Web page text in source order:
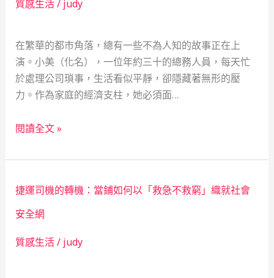
學
用
「新
莊
借
翻
命
的
真
告
保
大
叔
看
見
社
安
網
質感生活/ judy
在繁華的都市角落，總有一些不為人知的故事正在上
演。小美（化名），一位年約三十的總務人員，每天忙
於處理公司瑣事，生活看似平靜，卻隱藏著無形的壓
力。作為家庭的經濟支柱，她必須面…
當
救
不
救
的
閱讀全文 »
捷運司機的轉機：當鋪如何以「救急不救窮」織就社會
安全網
質感生活/ judy